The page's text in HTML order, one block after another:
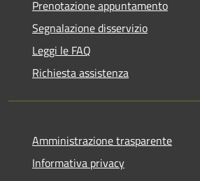
Prenotazione appuntamento
Segnalazione disservizio
Leggi le FAQ
Richiesta assistenza
Amministrazione trasparente
Informativa privacy